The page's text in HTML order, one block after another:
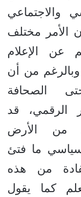
والاجتماعي
الأمر مختلف
عن الإعلام
وبالرغم من أن
الصحافة
الرقمي، قد
من الأرض
ما فتئ
من هذه
كما يقول